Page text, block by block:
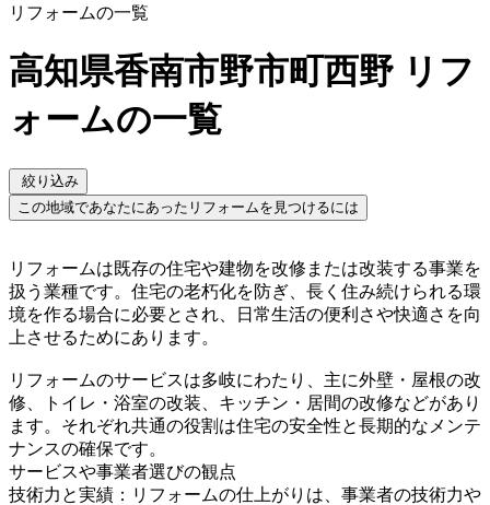
リフォームの一覧
高知県香南市野市町西野 リフ
ォームの一覧
絞り込み
この地域であなたにあったリフォームを見つけるには
リフォームは既存の住宅や建物を改修または改装する事業を
扱う業種です。住宅の老朽化を防ぎ、長く住み続けられる環
境を作る場合に必要とされ、日常生活の便利さや快適さを向
上させるためにあります。
リフォームのサービスは多岐にわたり、主に外壁・屋根の改
修、トイレ・浴室の改装、キッチン・居間の改修などがあり
ます。それぞれ共通の役割は住宅の安全性と長期的なメンテ
ナンスの確保です。
サービスや事業者選びの観点
技術力と実績：リフォームの仕上がりは、事業者の技術力や